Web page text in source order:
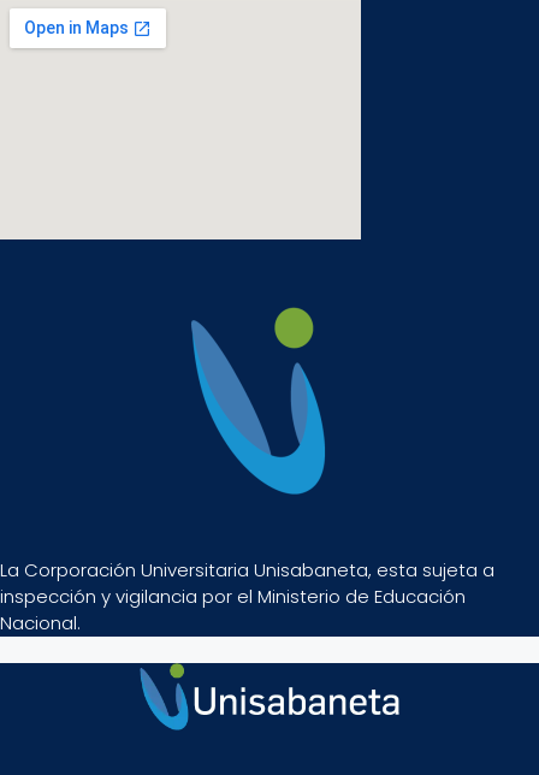
La Corporación Universitaria Unisabaneta, esta sujeta a
inspección y vigilancia por el Ministerio de Educación
Nacional.